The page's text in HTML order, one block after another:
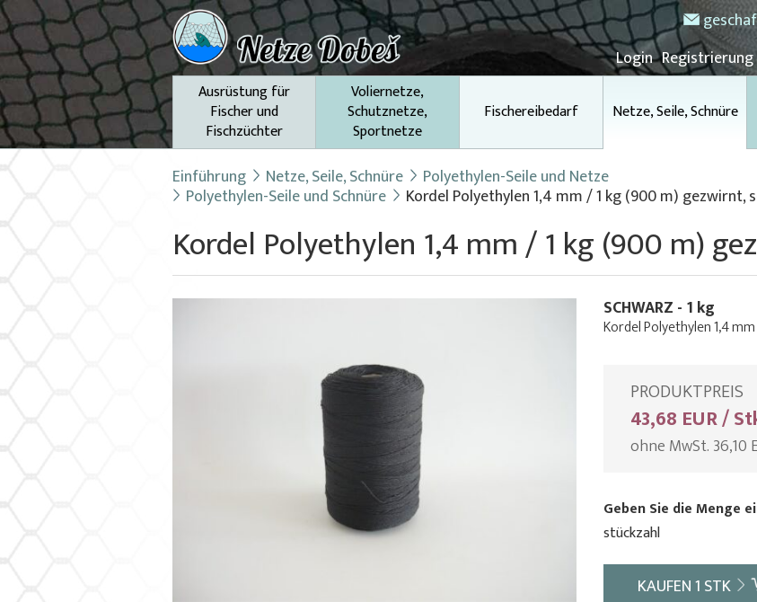
Login Registrierung
Ausrüstung für
Fischer und
Fischzüchter
Voliernetze,
Schutznetze,
Sportnetze
Fischereibedarf Netze, Seile, Schnüre
Einführung Netze, Seile, Schnüre Polyethylen-Seile und Netze
Polyethylen-Seile und Schnüre Kordel Polyethylen 1,4 mm / 1 kg (900 m) gezwirnt,
Kordel Polyethylen 1,4 mm / 1 kg (900 m)
SCHWARZ - 1 kg
Kordel Polyethylen 1,4
PRODUKTPREIS
43,68 EUR /
ohne MwSt. 36,10
Geben Sie die Menge
stückzahl
KAUFEN1 STK